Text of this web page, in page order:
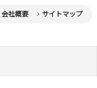
会社概要 サイトマップ